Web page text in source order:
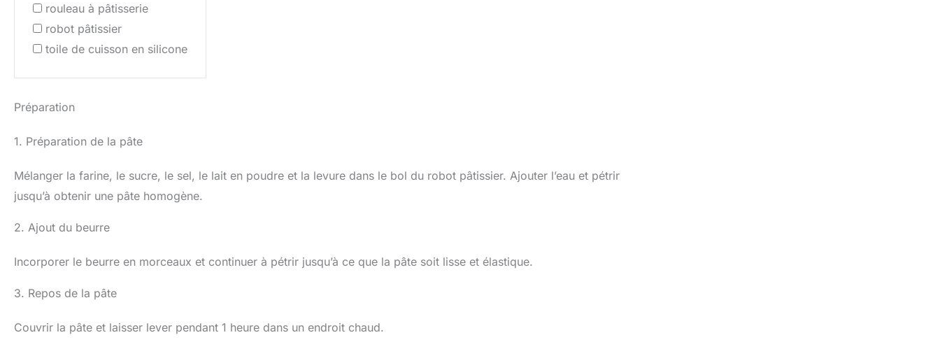
rouleau à pâtisserie
robot pâtissier
toile de cuisson en silicone
Préparation
1. Préparation de la pâte
Mélanger la farine, le sucre, le sel, le lait en poudre et la levure dans le bol du robot pâtissier. Ajouter l’eau et pétrir
jusqu’à obtenir une pâte homogène.
2. Ajout du beurre
Incorporer le beurre en morceaux et continuer à pétrir jusqu’à ce que la pâte soit lisse et élastique.
3. Repos de la pâte
Couvrir la pâte et laisser lever pendant 1 heure dans un endroit chaud.